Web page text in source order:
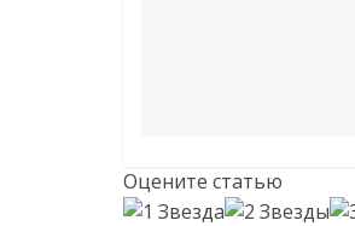
Оцените статью